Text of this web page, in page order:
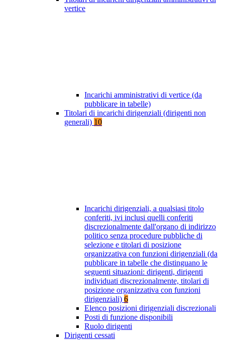
vertice
Incarichi amministrativi di vertice (da
pubblicare in tabelle)
Titolari di incarichi dirigenziali (dirigenti non
generali) 10
Incarichi dirigenziali, a qualsiasi titolo
conferiti, ivi inclusi quelli conferiti
discrezionalmente dall'organo di indirizzo
politico senza procedure pubbliche di
selezione e titolari di posizione
organizzativa con funzioni dirigenziali (da
pubblicare in tabelle che distinguano le
seguenti situazioni: dirigenti, dirigenti
individuati discrezionalmente, titolari di
posizione organizzativa con funzioni
dirigenziali) 6
Elenco posizioni dirigenziali discrezionali
Posti di funzione disponibili
Ruolo dirigenti
Dirigenti cessati